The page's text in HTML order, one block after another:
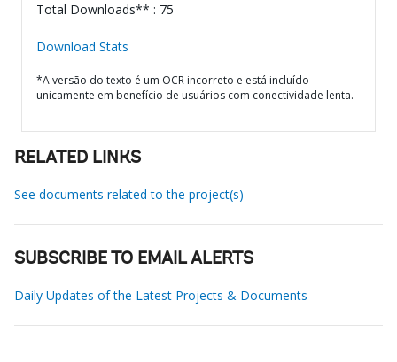
Total Downloads** : 75
Download Stats
*A versão do texto é um OCR incorreto e está incluído
unicamente em benefício de usuários com conectividade lenta.
RELATED LINKS
See documents related to the project(s)
SUBSCRIBE TO EMAIL ALERTS
Daily Updates of the Latest Projects & Documents